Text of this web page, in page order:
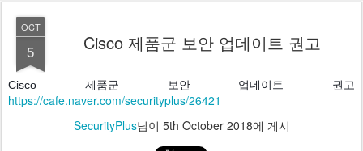
OCT
5 Cisco 제품군 보안 업데이트 권고
https://cafe.naver.com/securityplus/26421
SecurityPlus님이 5th October 2018에 게시